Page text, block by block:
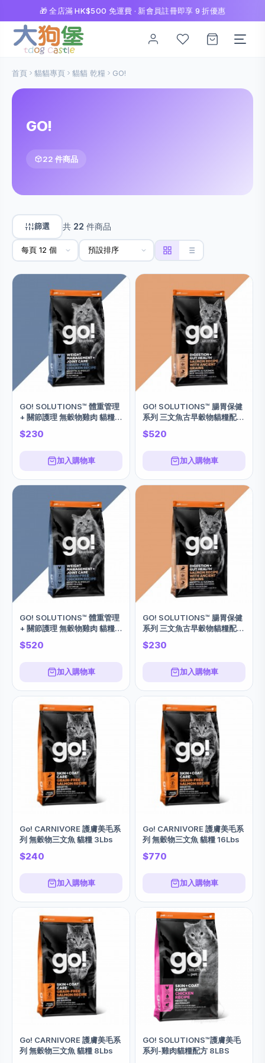
🎁 全店滿 HK$500 免運費 · 新會員註冊即享 9 折優惠
首頁 貓貓專頁 貓貓 乾糧 GO!
GO!
22 件商品
篩選 共 22 件商品
GO! SOLUTIONS™ 體重管理
+ 關節護理 無穀物雞肉 貓糧
3Lbs
$230
加入購物車
GO! SOLUTIONS™ 腸胃保健
系列 三文魚古早穀物貓糧配方
8Lbs
$520
加入購物車
GO! SOLUTIONS™ 體重管理
+ 關節護理 無穀物雞肉 貓糧
8Lbs
$520
加入購物車
GO! SOLUTIONS™ 腸胃保健
系列 三文魚古早穀物貓糧配方
3Lbs
$230
加入購物車
Go! CARNIVORE 護膚美毛系
列 無穀物三文魚 貓糧 3Lbs
$240
加入購物車
Go! CARNIVORE 護膚美毛系
列 無穀物三文魚 貓糧 16Lbs
$770
加入購物車
Go! CARNIVORE 護膚美毛系
列 無穀物三文魚 貓糧 8Lbs
GO! SOLUTIONS™護膚美毛
系列-雞肉貓糧配方 8LBS